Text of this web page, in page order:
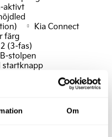
Om
aktivt
Kia Connect
färg
(3-fas)
stolpen
startknapp
Qi-std